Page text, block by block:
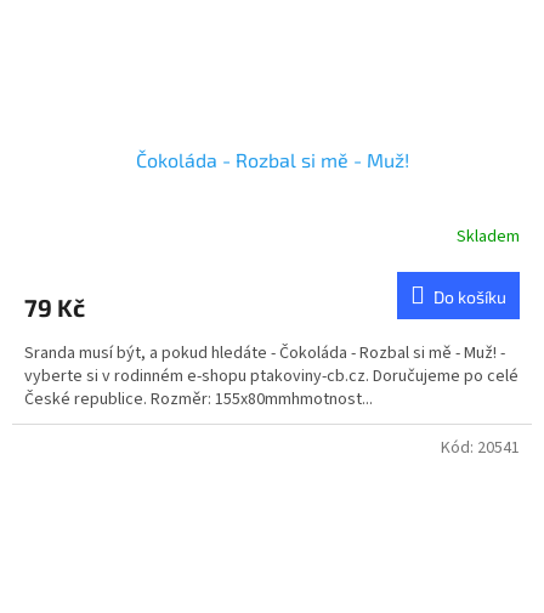
Čokoláda - Rozbal si mě - Muž!
je
z
5
hvězdiček.
Skladem
79 Kč Do košíku
Sranda musí být, a pokud hledáte - Čokoláda - Rozbal si mě - Muž! -
vyberte si v rodinném e-shopu ptakoviny-cb.cz. Doručujeme po celé
České republice. Rozměr: 155x80mmhmotnost...
Kód: 20541